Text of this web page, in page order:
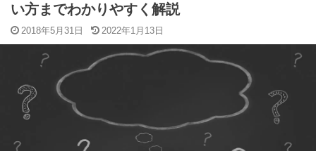
い方までわかりやすく解説
2018年5月31日 2022年1月13日